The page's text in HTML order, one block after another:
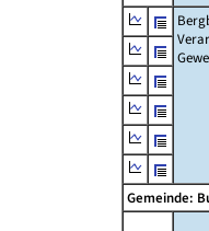
Gemeinde: